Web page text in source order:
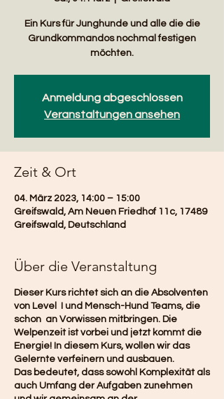
Ein Kurs für Junghunde und alle die die
Grundkommandos nochmal festigen
möchten.
Anmeldung abgeschlossen
Veranstaltungen ansehen
Zeit & Ort
04. März 2023, 14:00 – 15:00
Greifswald, Am Neuen Friedhof 11c, 17489
Greifswald, Deutschland
Über die Veranstaltung
Dieser Kurs richtet sich an die Absolventen
von Level I und Mensch-Hund Teams, die
schon an Vorwissen mitbringen. Die
Welpenzeit ist vorbei und jetzt kommt die
Energie! In diesem Kurs, wollen wir das
Gelernte verfeinern und ausbauen.
Das bedeutet, dass sowohl Komplexität als
auch Umfang der Aufgaben zunehmen